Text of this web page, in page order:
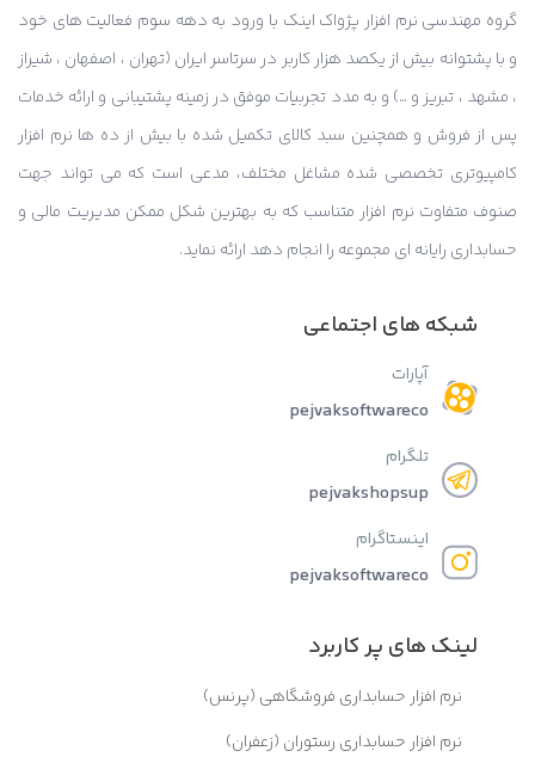
گروه مهندسی نرم افزار پژواک اینک با ورود به دهه سوم فعالیت های خود
و با پشتوانه بیش از یکصد هزار کاربر در سرتاسر ایران (تهران ، اصفهان ، شیراز
، مشهد ، تبریز و …) و به مدد تجربیات موفق در زمینه پشتیبانی و ارائه خدمات
پس از فروش و همچنین سبد کالای تکمیل شده با بیش از ده ها نرم افزار
کامپیوتری تخصصی شده مشاغل مختلف، مدعی است که می تواند جهت
صنوف متفاوت نرم افزار متناسب که به بهترین شکل ممکن مدیریت مالی و
حسابداری رایانه ای مجموعه را انجام دهد ارائه نماید.
شبکه های اجتماعی
آپارات
pejvaksoftwareco
تلگرام
pejvakshopsup
اینستاگرام
pejvaksoftwareco
لینک های پر کاربرد
نرم افزار حسابداری فروشگاهی (پرنس)
نرم افزار حسابداری رستوران (زعفران)